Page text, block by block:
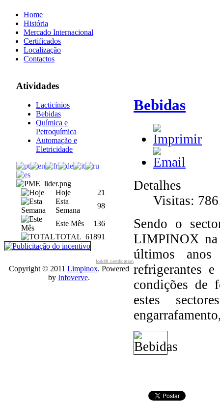
Home
História
Mercado Internacional
Certificados
Localização
Contactos
Atividades
Lacticínios
Bebidas
Química e
Petroquímica
Automação e
Eletricidade
Hoje
21
Esta
Semana
98
Este Mês
136
TOTAL 61891
Bebidas
Detalhes
Visitas:
Sendo o
LIMPINOX na
últimos anos
refrigerantes
condições de
estes
forklift certification
Copyright © 2011 Limpinox. Powered
by Infoverve.